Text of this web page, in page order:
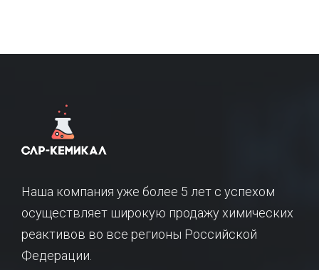
Наша компания уже более 5 лет с успехом
осуществляет широкую продажу химических
реактивов во все регионы Российской
Федерации.